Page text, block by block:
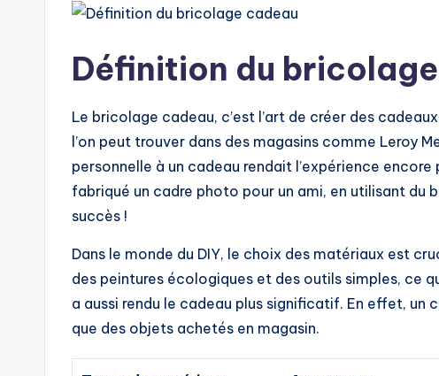
Définition du
Le bricolage cadeau, c’est l’art de créer des
l’on peut trouver dans des magasins comme Leroy
personnelle à un cadeau rendait l’expérience
fabriqué un cadre photo pour un ami, en utilisant du
succès !
Dans le monde du DIY, le choix des matériaux est
des peintures écologiques et des outils simples, ce
a aussi rendu le cadeau plus significatif. En effet,
que des objets achetés en magasin.